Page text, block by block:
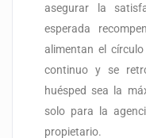
asegurar la
esperada
alimentan el
continuo y se
huésped sea la
solo para la
propietario.